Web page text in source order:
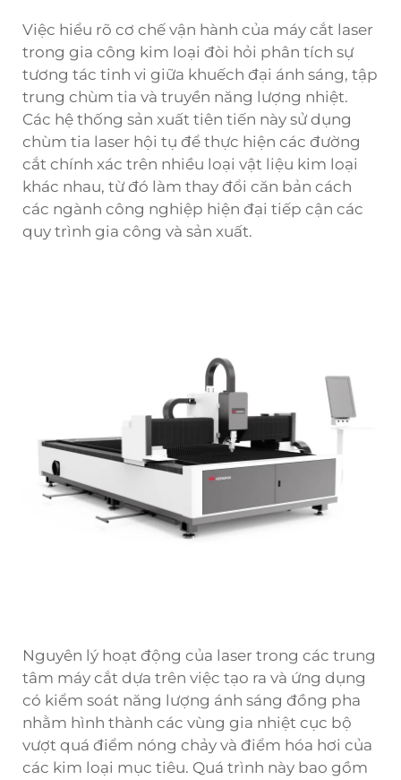
Việc hiểu rõ cơ chế vận hành của máy cắt laser
trong gia công kim loại đòi hỏi phân tích sự
tương tác tinh vi giữa khuếch đại ánh sáng, tập
trung chùm tia và truyền năng lượng nhiệt.
Các hệ thống sản xuất tiên tiến này sử dụng
chùm tia laser hội tụ để thực hiện các đường
cắt chính xác trên nhiều loại vật liệu kim loại
khác nhau, từ đó làm thay đổi căn bản cách
các ngành công nghiệp hiện đại tiếp cận các
quy trình gia công và sản xuất.
Nguyên lý hoạt động của laser trong các trung
tâm máy cắt dựa trên việc tạo ra và ứng dụng
có kiểm soát năng lượng ánh sáng đồng pha
nhằm hình thành các vùng gia nhiệt cục bộ
vượt quá điểm nóng chảy và điểm hóa hơi của
các kim loại mục tiêu. Quá trình này bao gồm